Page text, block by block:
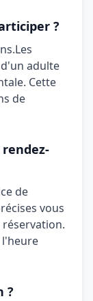
?
.Les
adulte
Cette
de
de
vous
l'heure
?